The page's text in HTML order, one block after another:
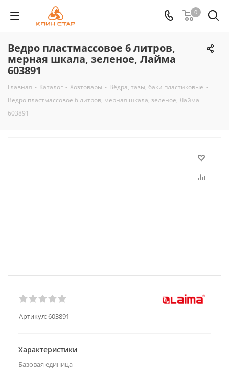
0
Ведро пластмассовое 6 литров,
мерная шкала, зеленое, Лайма
603891
Главная - Каталог - Хозтовары - Вёдра, тазы, баки пластиковые -
Ведро пластмассовое 6 литров, мерная шкала, зеленое, Лайма
603891
Артикул:603891
Характеристики
Базовая единица